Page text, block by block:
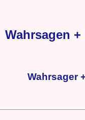
Wahrsagen
Wahrsager